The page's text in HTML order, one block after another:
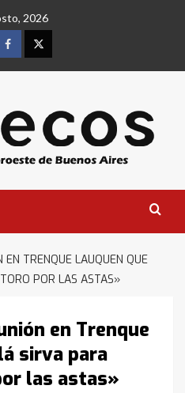
2026
FacebookTwitter
EN TRENQUE LAUQUEN QUE
POR LAS ASTAS»
en Trenque
sirva para
las astas»